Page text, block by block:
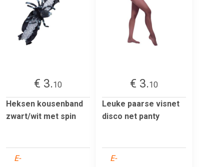
€ 3.10
Heksen kousenband
zwart/wit met spin
E-
€ 3.10
Leuke paarse visnet
disco net panty
E-